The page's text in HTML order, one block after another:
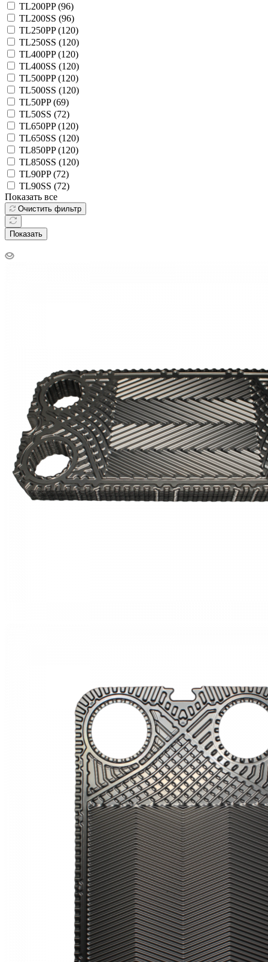
TL200PP (96)
TL200SS (96)
TL250PP (120)
TL250SS (120)
TL400PP (120)
TL400SS (120)
TL500PP (120)
TL500SS (120)
TL50PP (69)
TL50SS (72)
TL650PP (120)
TL650SS (120)
TL850PP (120)
TL850SS (120)
TL90PP (72)
TL90SS (72)
Показать все
Очистить фильтр
Показать